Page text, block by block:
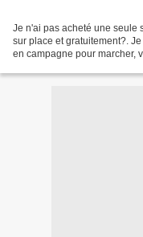
Je n'ai pas acheté une seule
sur place et gratuitement?.
en campagne pour marcher,